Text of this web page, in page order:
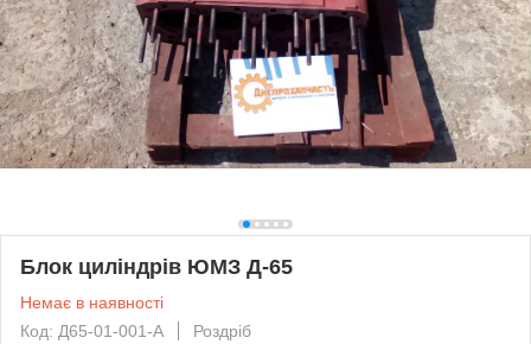
Блок циліндрів ЮМЗ Д-65
Немає в наявності
Код: Д65-01-001-А
Роздріб